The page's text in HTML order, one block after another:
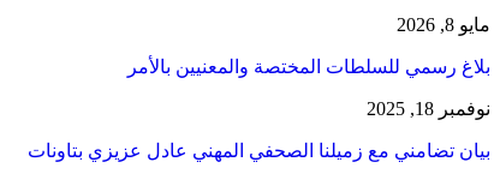
مايو 8, 2026
بلاغ رسمي للسلطات المختصة والمعنيين بالأمر
نوفمبر 18, 2025
بيان تضامني مع زميلنا الصحفي المهني عادل عزيزي بتاونات